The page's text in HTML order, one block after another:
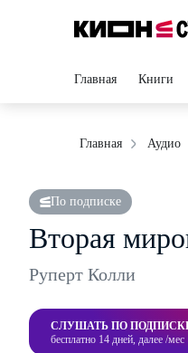
Главная Книги
Главная Аудио
По подписке
Вторая
Руперт Колли
СЛУШАТЬ ПО
бесплатно 14 дней, далее /мес